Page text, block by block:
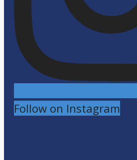
Follow on Instagram